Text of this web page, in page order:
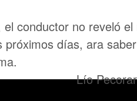
el conductor no reveló
próximos días, ara